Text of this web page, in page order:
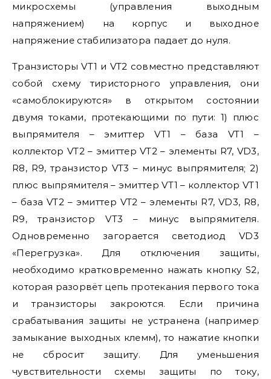
микросхемы (управления выходным
напряжением) на корпус и выходное
напряжение стабилизатора падает до нуля.
Транзисторы VT1 и VT2 совместно представляют
собой схему тиристорного управления, они
«самоблокируются» в открытом состоянии
двумя токами, протекающими по пути: 1) плюс
выпрямителя – эмиттер VT1 – база VT1 –
коллектор VT2 – эмиттер VT2 – элементы R7, VD3,
R8, R9, транзистор VT3 – минус выпрямителя; 2)
плюс выпрямителя – эмиттер VT1 – коллектор VT1
– база VT2 – эмиттер VT2 – элементы R7, VD3, R8,
R9, транзистор VT3 – минус выпрямителя.
Одновременно загорается светодиод VD3
«Перегрузка». Для отключения защиты,
необходимо кратковременно нажать кнопку S2,
которая разорвёт цепь протекания первого тока
и транзисторы закроются. Если причина
срабатывания защиты не устранена (например
замыкание выходных клемм), то нажатие кнопки
не сбросит защиту. Для уменьшения
чувствительности схемы защиты по току,